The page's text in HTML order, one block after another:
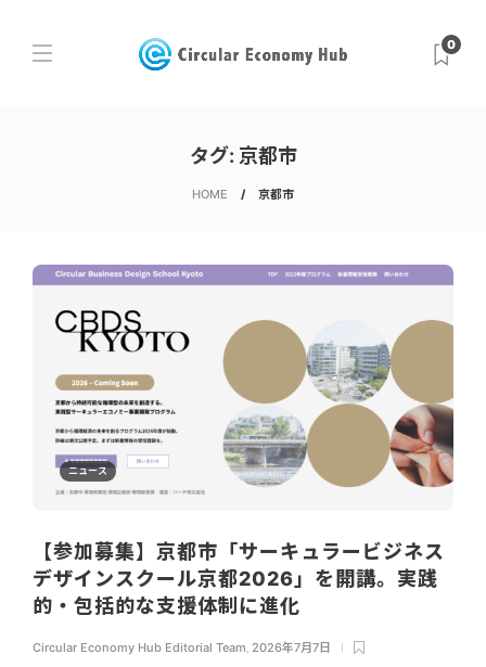
0
タグ: 京都市
HOME 京都市
ニュース
【参加募集】京都市「サーキュラービジネス
デザインスクール京都2026」を開講。実践
的・包括的な支援体制に進化
Circular Economy Hub Editorial Team, 2026年7月7日